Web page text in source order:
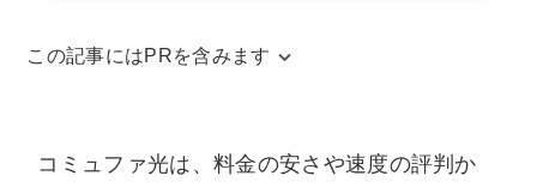
この記事にはPRを含みます
トを運営するための費用に充てられています。
コミュファ光は、料金の安さや速度の評判か